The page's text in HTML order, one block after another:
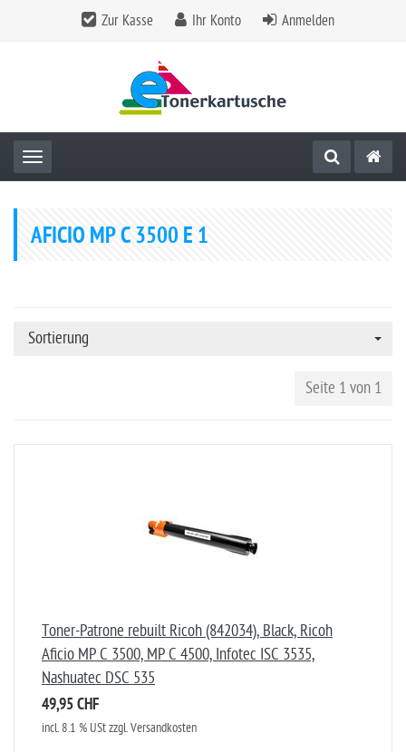
Zur Kasse Ihr Konto Anmelden
Toggle navigation
AFICIO MP C 3500 E 1
Sortierung
Seite 1 von 1
Toner-Patrone rebuilt Ricoh (842034), Black, Ricoh
Aficio MP C 3500, MP C 4500, Infotec ISC 3535,
Nashuatec DSC 535
49,95 CHF
incl. 8.1 % USt zzgl. Versandkosten